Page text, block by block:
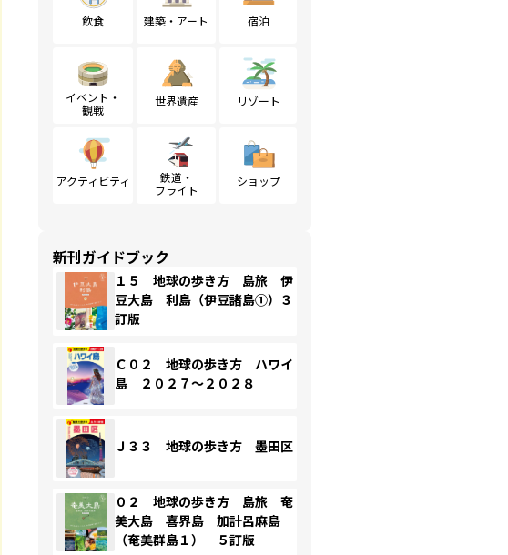
飲食 建築・アート 宿泊
イベント・
観戦
世界遺産 リゾート
アクティビティ
鉄道・
フライト
ショップ
新刊ガイドブック
１５ 地球の歩き方 島旅 伊
豆大島 利島（伊豆諸島①）３
訂版
Ｃ０２ 地球の歩き方 ハワイ
島 ２０２７～２０２８
Ｊ３３ 地球の歩き方 墨田区
０２ 地球の歩き方 島旅 奄
美大島 喜界島 加計呂麻島
（奄美群島１） ５訂版